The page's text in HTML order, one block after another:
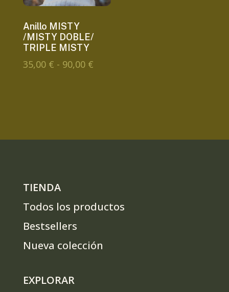
Anillo MISTY
/MISTY DOBLE/
TRIPLE MISTY
35,00 € - 90,00 €Rango
90,00 €
TIENDA
Todos los productos
Bestsellers
Nueva colección
EXPLORAR